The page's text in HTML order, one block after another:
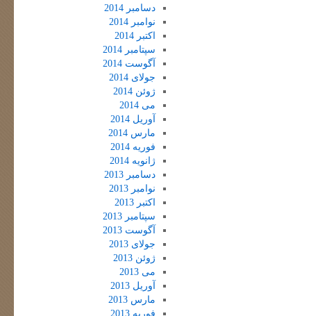
دسامبر 2014
نوامبر 2014
اکتبر 2014
سپتامبر 2014
آگوست 2014
جولای 2014
ژوئن 2014
می 2014
آوریل 2014
مارس 2014
فوریه 2014
ژانویه 2014
دسامبر 2013
نوامبر 2013
اکتبر 2013
سپتامبر 2013
آگوست 2013
جولای 2013
ژوئن 2013
می 2013
آوریل 2013
مارس 2013
فوریه 2013